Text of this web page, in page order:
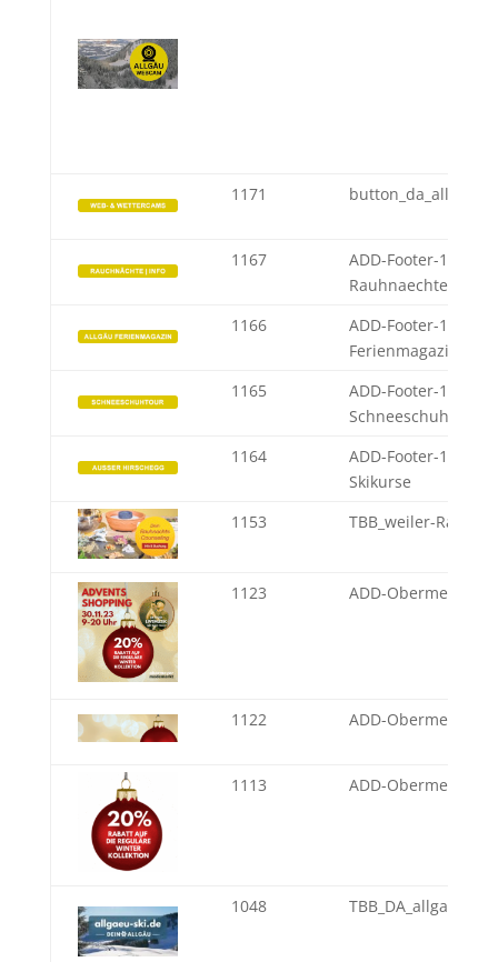
1171 button_da_allgaeu-
1167
ADD-Footer-1-JW-
Rauhnaechte
1166
ADD-Footer-1-WP-
Ferienmagazin
1165
ADD-Footer-1-AB-
Schneeschuhtour
1164
ADD-Footer-1-SAH-
Skikurse
1153
TBB_weiler-
1123 ADD-Obermeyer
1122 ADD-Obermeyer
1113 ADD-Obermeyer
1048 TBB_DA_allgaeu-ski